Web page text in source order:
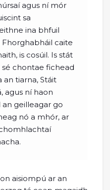
agus ní mór
sa
ina bhfuil
caite
is cosúil. Is stát
sé chontae fichead
tiarna, Stáit
agus ní haon
geilleagar go
nó a mhór, ar
aisiompú ar an